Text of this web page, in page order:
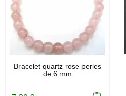
EN STOCK
Bracelet quartz rose perles
de 6 mm